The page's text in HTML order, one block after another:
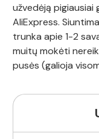
užvedėją pigiausiai
AliExpress.
trunka apie 1-2
muitų mokėti
pusės (galioja